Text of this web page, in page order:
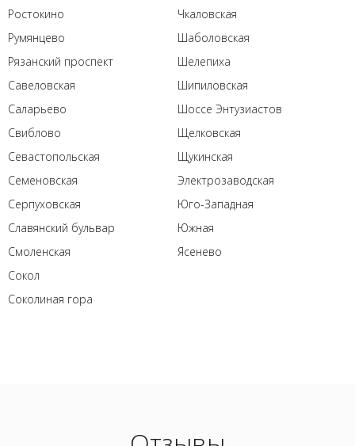
Ростокино
Румянцево
Рязанский проспект
Савеловская
Саларьево
Свиблово
Севастопольская
Семеновская
Серпуховская
Славянский бульвар
Смоленская
Сокол
Соколиная гора
Чкаловская
Шаболовская
Шелепиха
Шипиловская
Шоссе Энтузиастов
Щелковская
Щукинская
Электрозаводская
Юго-Западная
Южная
Ясенево